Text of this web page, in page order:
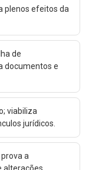
plenos efeitos da
de
documentos e
viabiliza
jurídicos.
a
alterações